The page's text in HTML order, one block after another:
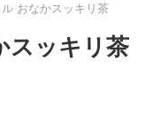
おなかスッキリ茶
スッキリ茶